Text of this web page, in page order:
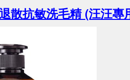
散抗敏洗毛精 (汪汪專